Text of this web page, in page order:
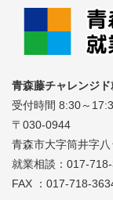
青森藤チャレンジ
受付時間 8:30～
〒030-0944
青森市大字筒井字
就業相談：017-
FAX ：017-718-